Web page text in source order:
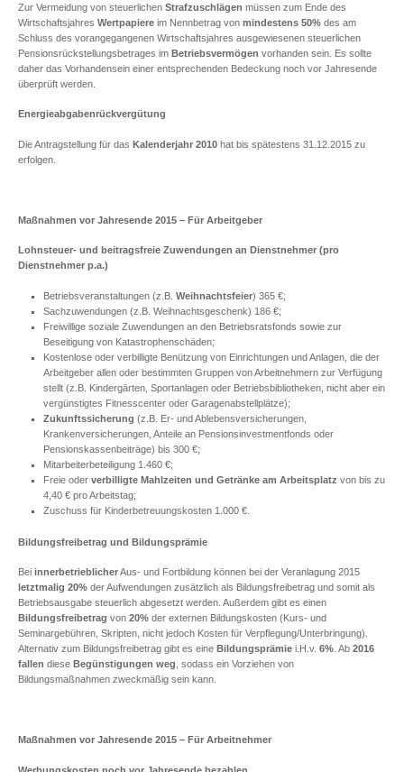
Zur Vermeidung von steuerlichen Strafzuschlägen müssen zum Ende des
Wirtschaftsjahres Wertpapiere im Nennbetrag von mindestens 50% des am
Schluss des vorangegangenen Wirtschaftsjahres ausgewiesenen steuerlichen
Pensionsrückstellungsbetrages im Betriebsvermögen vorhanden sein. Es sollte
daher das Vorhandensein einer entsprechenden Bedeckung noch vor Jahresende
überprüft werden.
Energieabgabenrückvergütung
Die Antragstellung für das Kalenderjahr 2010 hat bis spätestens 31.12.2015 zu
erfolgen.
Maßnahmen vor Jahresende 2015 – Für Arbeitgeber
Lohnsteuer- und beitragsfreie Zuwendungen an Dienstnehmer (pro
Dienstnehmer p.a.)
Betriebsveranstaltungen (z.B. Weihnachtsfeier) 365 €;
Sachzuwendungen (z.B. Weihnachtsgeschenk) 186 €;
Freiwillige soziale Zuwendungen an den Betriebsratsfonds sowie zur
Beseitigung von Katastrophenschäden;
Kostenlose oder verbilligte Benützung von Einrichtungen und Anlagen, die der
Arbeitgeber allen oder bestimmten Gruppen von Arbeitnehmern zur Verfügung
stellt (z.B. Kindergärten, Sportanlagen oder Betriebsbibliotheken, nicht aber ein
vergünstigtes Fitnesscenter oder Garagenabstellplätze);
Zukunftssicherung (z.B. Er- und Ablebensversicherungen,
Krankenversicherungen, Anteile an Pensionsinvestmentfonds oder
Pensionskassenbeiträge) bis 300 €;
Mitarbeiterbeteiligung 1.460 €;
Freie oder verbilligte Mahlzeiten und Getränke am Arbeitsplatz von bis zu
4,40 € pro Arbeitstag;
Zuschuss für Kinderbetreuungskosten 1.000 €.
Bildungsfreibetrag und Bildungsprämie
Bei innerbetrieblicherAus- und Fortbildung können bei der Veranlagung 2015
letztmalig 20% der Aufwendungen zusätzlich als Bildungsfreibetrag und somit als
Betriebsausgabe steuerlich abgesetzt werden. Außerdem gibt es einen
Bildungsfreibetrag von 20% der externen Bildungskosten (Kurs- und
Seminargebühren, Skripten, nicht jedoch Kosten für Verpflegung/Unterbringung).
Alternativ zum Bildungsfreibetrag gibt es eine Bildungsprämie i.H.v. 6% . Ab 2016
fallen diese Begünstigungen weg , sodass ein Vorziehen von
Bildungsmaßnahmen zweckmäßig sein kann.
Maßnahmen vor Jahresende 2015 – Für Arbeitnehmer